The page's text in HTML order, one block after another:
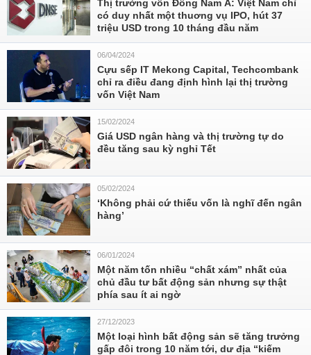
Thị trường vốn Đông Nam Á: Việt Nam chỉ
có duy nhất một thuơng vụ IPO, hút 37
triệu USD trong 10 tháng đầu năm
06/04/2024
Cựu sếp IT Mekong Capital, Techcombank
chỉ ra điều đang định hình lại thị trường
vốn Việt Nam
15/02/2024
Giá USD ngân hàng và thị trường tự do
đều tăng sau kỳ nghỉ Tết
05/02/2024
‘Không phải cứ thiếu vốn là nghĩ đến ngân
hàng’
06/01/2024
Một năm tốn nhiều “chất xám” nhất của
chủ đầu tư bất động sản nhưng sự thật
phía sau ít ai ngờ
27/12/2023
Một loại hình bất động sản sẽ tăng trưởng
gấp đôi trong 10 năm tới, dư địa “kiếm